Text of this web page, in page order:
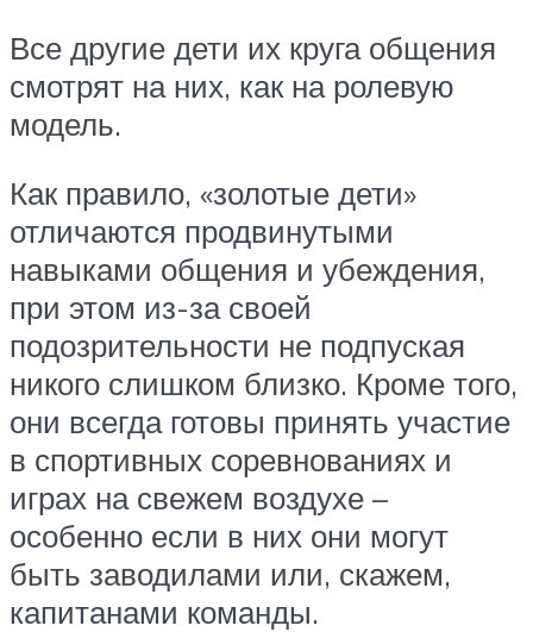
Все другие дети их круга общения
смотрят на них, как на ролевую
модель.
Как правило, «золотые дети»
отличаются продвинутыми
навыками общения и убеждения,
при этом из-за своей
подозрительности не подпуская
никого слишком близко. Кроме того,
они всегда готовы принять участие
в спортивных соревнованиях и
играх на свежем воздухе –
особенно если в них они могут
быть заводилами или, скажем,
капитанами команды.